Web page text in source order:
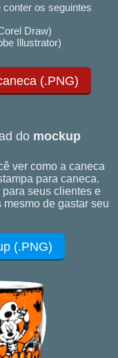
os seguintes
Draw)
Illustrator)
(.PNG)
do mockup
ver como a caneca
para caneca.
seus clientes e
de gastar seu
(.PNG)